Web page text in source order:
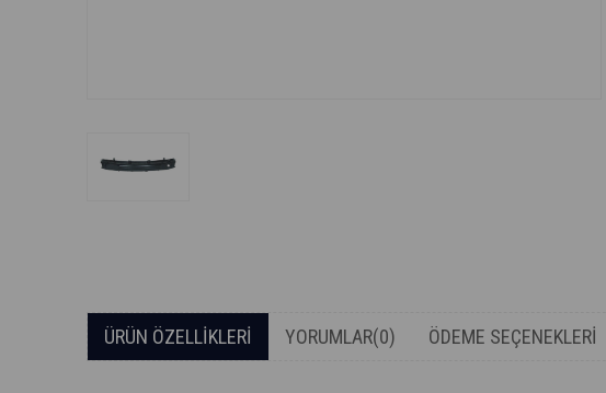
ÜRÜN ÖZELLIKLERI YORUMLAR(0) ÖDEME SEÇENEKLERI